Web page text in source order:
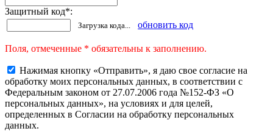
Защитный код*:
Загрузка кода... обновить код
Поля, отмеченные * обязательны к заполнению.
Нажимая кнопку «Отправить», я даю свое согласие на
обработку моих персональных данных, в соответствии с
Федеральным законом от 27.07.2006 года №152-ФЗ «О
персональных данных», на условиях и для целей,
определенных в Согласии на обработку персональных
данных.